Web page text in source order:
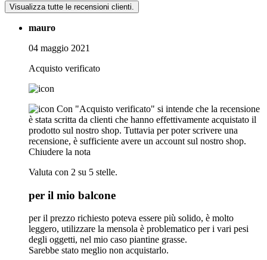
Visualizza tutte le recensioni clienti.
mauro
04 maggio 2021
Acquisto verificato
Con "Acquisto verificato" si intende che la recensione
è stata scritta da clienti che hanno effettivamente acquistato il
prodotto sul nostro shop. Tuttavia per poter scrivere una
recensione, è sufficiente avere un account sul nostro shop.
Chiudere la nota
Valuta con 2 su 5 stelle.
per il mio balcone
per il prezzo richiesto poteva essere più solido, è molto
leggero, utilizzare la mensola è problematico per i vari pesi
degli oggetti, nel mio caso piantine grasse.
Sarebbe stato meglio non acquistarlo.